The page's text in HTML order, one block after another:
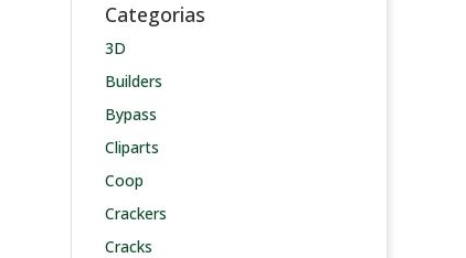
Categorias
3D
Builders
Bypass
Cliparts
Coop
Crackers
Cracks